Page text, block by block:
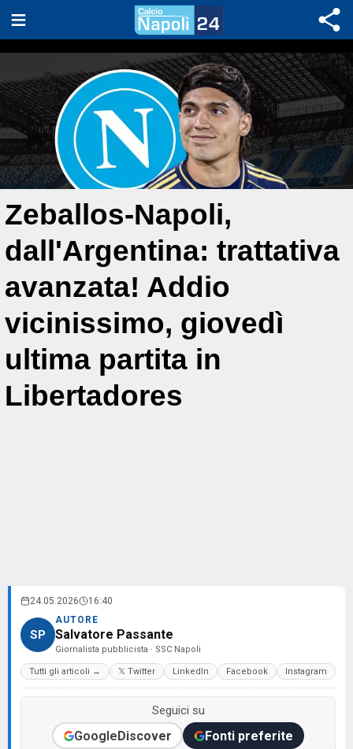
Zeballos-Napoli,
dall'Argentina: trattativa
avanzata! Addio
vicinissimo, giovedì
ultima partita in
Libertadores
24.05.2026 16:40
SP
AUTORE
Salvatore Passante
Giornalista pubblicista · SSC Napoli
Tutti gli articoli → 𝕏 Twitter LinkedIn Facebook Instagram
Seguici su
GoogleDiscover Fonti preferite